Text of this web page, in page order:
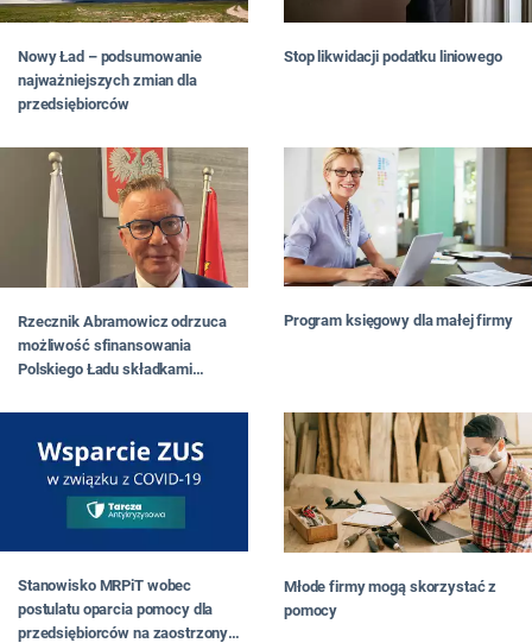
Nowy Ład – podsumowanie
najważniejszych zmian dla
przedsiębiorców
Stop likwidacji podatku liniowego
Rzecznik Abramowicz odrzuca
możliwość sfinansowania
Polskiego Ładu składkami
Program księgowy dla małej firmy
Stanowisko MRPiT wobec
postulatu oparcia pomocy dla
przedsiębiorców na zaostrzonym
Młode firmy mogą skorzystać z
pomocy